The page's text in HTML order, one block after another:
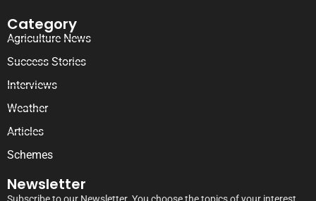
Category
Agriculture News
Success Stories
Interviews
Weather
Articles
Schemes
Newsletter